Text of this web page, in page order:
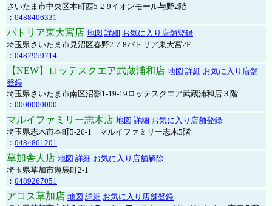
さいたま市中央区本町西5-2-9イオンモール与野2階
： 0488406331
パトリア東大宮店 地図 詳細 お気に入り店舗登録
埼玉県さいたま市見沼区春野2-7-8パトリア東大宮2F
： 0487959714
【NEW】ロッテスクエア武蔵浦和店 地図 詳細 お気に入り店舗
登録
埼玉県さいたま市南区沼影1-19-19ロッテスクエア武蔵浦和店３階
： 0000000000
マルイファミリー志木店 地図 詳細 お気に入り店舗登録
埼玉県志木市本町5-26-1 マルイファミリー志木5階
： 0484861201
草加舎人店 地図 詳細 お気に入り店舗解除
埼玉県草加市遊馬町2-1
： 0489267051
アコス草加店 地図 詳細 お気に入り店舗登録